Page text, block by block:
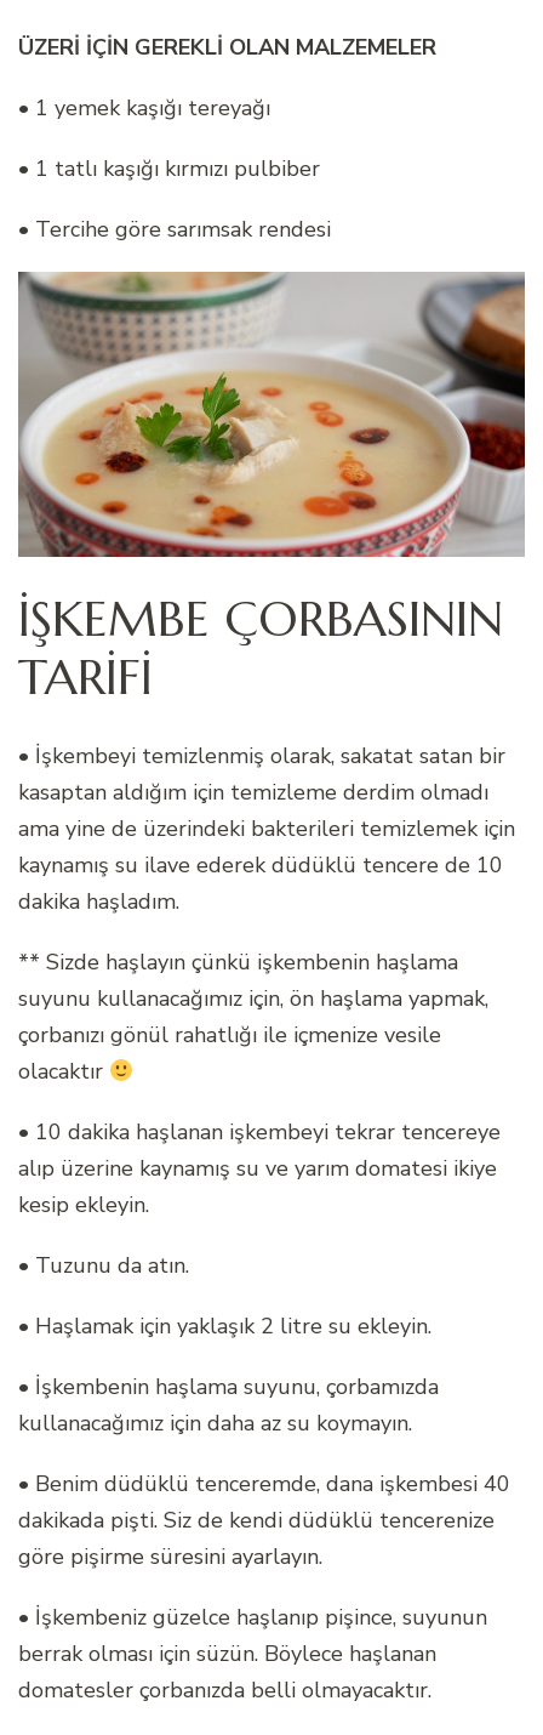
ÜZERİ İÇİN GEREKLİ OLAN MALZEMELER
• 1 yemek kaşığı tereyağı
• 1 tatlı kaşığı kırmızı pulbiber
• Tercihe göre sarımsak rendesi
İŞKEMBE ÇORBASININ
TARİFİ
• İşkembeyi temizlenmiş olarak, sakatat satan bir
kasaptan aldığım için temizleme derdim olmadı
ama yine de üzerindeki bakterileri temizlemek için
kaynamış su ilave ederek düdüklü tencere de 10
dakika haşladım.
** Sizde haşlayın çünkü işkembenin haşlama
suyunu kullanacağımız için, ön haşlama yapmak,
çorbanızı gönül rahatlığı ile içmenize vesile
olacaktır
• 10 dakika haşlanan işkembeyi tekrar tencereye
alıp üzerine kaynamış su ve yarım domatesi ikiye
kesip ekleyin.
• Tuzunu da atın.
• Haşlamak için yaklaşık 2 litre su ekleyin.
• İşkembenin haşlama suyunu, çorbamızda
kullanacağımız için daha az su koymayın.
• Benim düdüklü tenceremde, dana işkembesi 40
dakikada pişti. Siz de kendi düdüklü tencerenize
göre pişirme süresini ayarlayın.
• İşkembeniz güzelce haşlanıp pişince, suyunun
berrak olması için süzün. Böylece haşlanan
domatesler çorbanızda belli olmayacaktır.